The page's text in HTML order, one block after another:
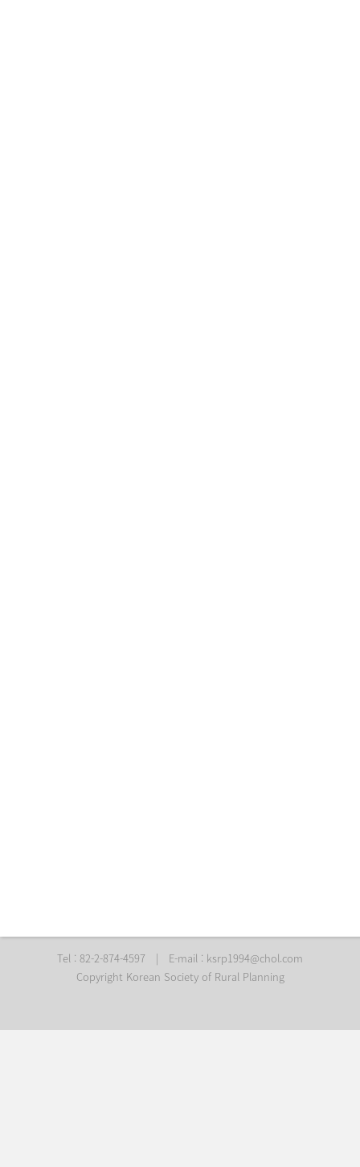
Tel : 82-2-874-4597 | E-mail : ksrp1994@chol.com
Copyright Korean Society of Rural Planning